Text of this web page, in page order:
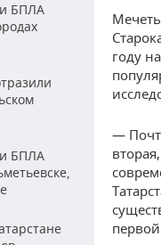
БПЛА
БПЛА
году
—